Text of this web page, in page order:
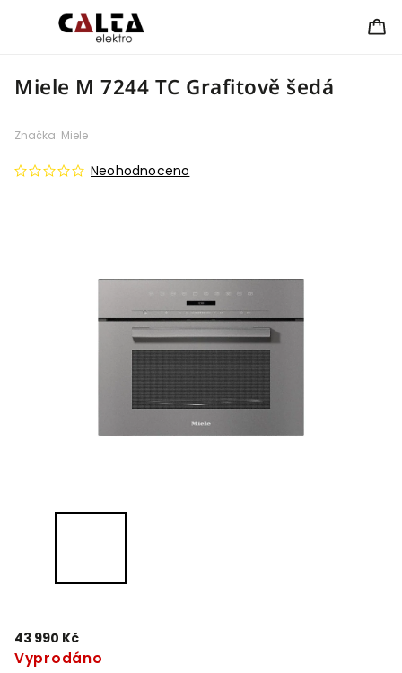
Miele M 7244 TC Grafitově šedá
Neohodnoceno
Značka: Miele
43 990 Kč
Vyprodáno